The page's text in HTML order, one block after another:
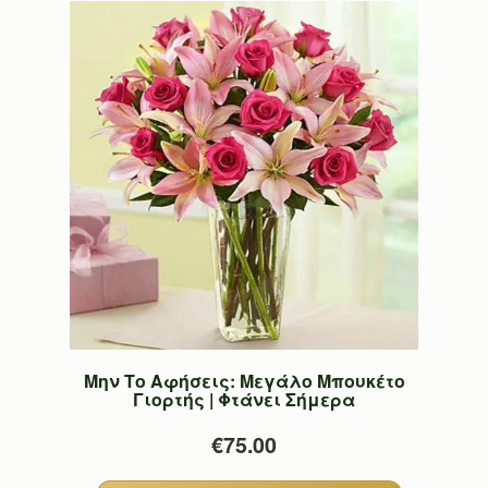
Μην Το Αφήσεις: Μεγάλο Μπουκέτο
Γιορτής | Φτάνει Σήμερα
€75.00